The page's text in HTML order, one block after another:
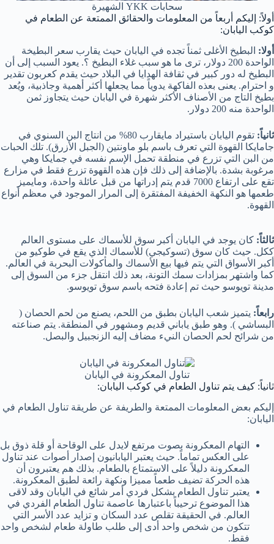
سحابات YKK الشهيرة
أولاً: إليكم أربعاً من المعلومات والحقائق الممتعة عن الطعام في
كوكب اليابان:
أولا: البطيخ الأغلى ثمناً تجده في اليابان حيث يقارب سعر البطيخة
الواحدة 200 دولار، ترى ما هو سبب غلاء البطيخ ؟. يعود السبب إلى أن
البطيخ له دور كبير في ثقافة الهدايا في البلاد حيث يقدم كعربون تقدير
و احترام. يعنى بعذه الفاكهة يدوياً مما يجعلها أكثر أهمية وجاذبية، ويُعد
بطيخ التاج من الأصناف الأكثر شهرة في اليابان حيث يتجاوز ثمن
الواحدة منه 200 دولار.
ثانياً:
تقوم اليابان باستيراد مايقارب 80% من انتاج البن السنوي في
جامايكا القهوة التي تعرف باسم بلو ماونتين (الجبل الأزرق). تلك الحبات
من البن التي تزرع في منطقة تحمل الإسم نفسه في جمايكا وهي
مرغوبة بشدة. بالإضافة إلى ذلك فإن هذه القهوة تزرع فقط في مزارع
تقع على ارتفاع 7000 قدم يتم إدراتها من قبل عائلة واحدة، ومايميز
طعمها هو النكهة الخفيفة المفتقرة إلى المرار الموجود في معظم أنواع
القهوة.
ثالثاً: كان يوجد في اليابان أكبر سوق للأسماك على مستوى العالم
ككل. حيث كان سوق (تسوكيجي) للأسماك الذي يقع في طوكيو من
أكبر الأسواق التي يتم فيها بيع الأسماك والمأكولات البحربة في العالم.
كما واشتهر بمزادات سمك التونة، بعد ذلك انتقل جزء من السوق إلى
مدينة تويوسو حيث تم إعادة فتحه باسم سوق تويوسو.
رابعاً: يتميز شعب اليابان بطبق من اللحم، يصنع من لحم الحصان (
البساشي ). وهو طبق ياباني قديم ومشهور في المنطقة. يتم صناعته
من شرائح لحم الحصان النيء مضاف إليه الزنجبيل والبصل.
تناول المعكرونة في اليابان
ثانياً: كيف يتم تناول الطعام في كوكب اليابان:
إليكم بعض المعلومات الممتعة والطريفة عن طريقة تناول الطعام في
اليابان:
التهام المعكرونة بصوت مرتفع لايدل على الوقاحة أو قلة ذوق بل
على العكس تماماً. حيث يعتبر اليابانيون إصدار أصوات عند تناول
المعكرونة دليلاً على الاستمتاع بالطعام. بذلك هم يعتبرون أن
هذه الحركة تضيف طعماً مميزا ونكهة رائعة لطبق المعكرونة.
يعتبر تناول الطعام بشكل فردي أمر شائع في اليابان وقد لاقى
هذا الموضوع ترحيباً باعتبارها عاصمة تناول الطعام الفردي في
العالم. في الحقيقة تقلص عدد السكان و تزايد عدد الأسر التي
تتكون من شخص واحد أدى إلى طلب طاولة طعام لشخص واحد
فقط.